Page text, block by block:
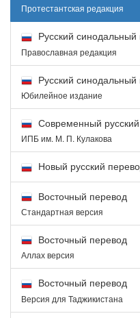
Протестантская редакция
Русский
Православная редакция
Русский синодальный
Юбилейное издание
Современный
ИПБ им. М. П. Кулакова
Новый русский
Восточный перевод
Стандартная версия
Восточный перевод
Аллах версия
Восточный перевод
Версия для Таджикистана